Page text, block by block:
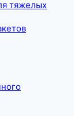
тяжелых